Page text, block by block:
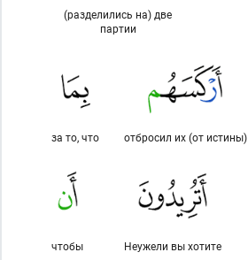
(разделились на) две
партии
отбросил их (от истины)
за то, что
Неужели вы хотите
чтобы